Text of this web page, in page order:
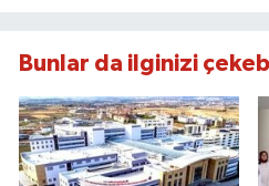
Bunlar da ilginizi